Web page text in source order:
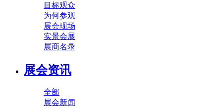
目标观众
为何参观
展会现场
实景会展
展商名录
展会资讯
全部
展会新闻